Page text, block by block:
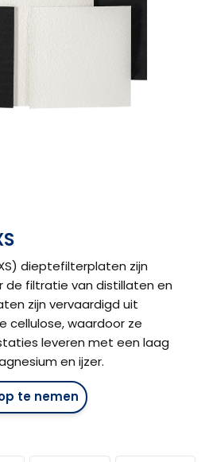
XS) dieptefilterplaten zijn
de filtratie van distillaten en
zijn vervaardigd uit
cellulose, waardoor ze
leveren met een laag
en ijzer.
te nemen